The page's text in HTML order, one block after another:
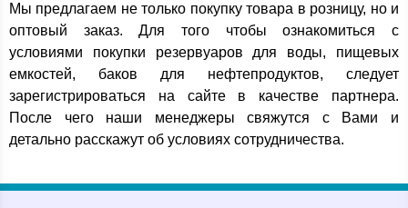
Мы предлагаем не только покупку товара в розницу, но и
оптовый заказ. Для того чтобы ознакомиться с
условиями покупки резервуаров для воды, пищевых
емкостей, баков для нефтепродуктов, следует
зарегистрироваться на сайте в качестве партнера.
После чего наши менеджеры свяжутся с Вами и
детально расскажут об условиях сотрудничества.